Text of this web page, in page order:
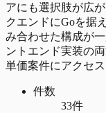
アにも選択肢が広
クエンドにGoを据
み合わせた構成が
ントエンド実装の
単価案件にアクセ
件数
33件